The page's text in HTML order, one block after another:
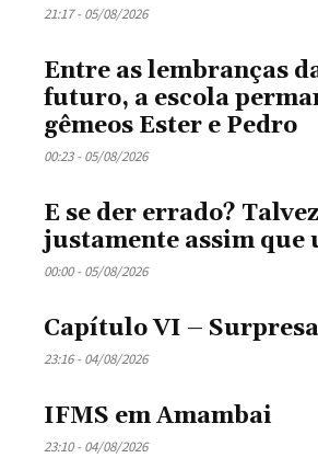
21:17 - 05/08/2026
Entre as lembranças
futuro, a escola
gêmeos Ester e Pedro
00:23 - 05/08/2026
E se der errado?
justamente assim que
00:00 - 05/08/2026
Capítulo VI –
23:16 - 04/08/2026
IFMS em Amambai
23:10 - 04/08/2026